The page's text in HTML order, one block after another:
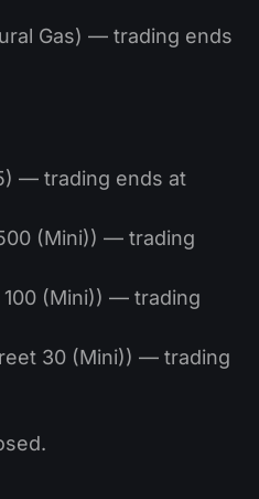
Gas) — trading ends
— trading ends at
(Mini)) — trading
100 (Mini)) — trading
30 (Mini)) — trading